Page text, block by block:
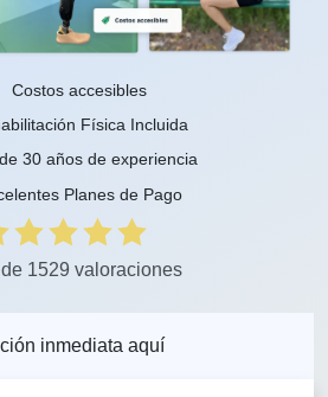
Costos accesibles
Física Incluida
30 años de experiencia
Planes de Pago
1529 valoraciones
inmediata aquí